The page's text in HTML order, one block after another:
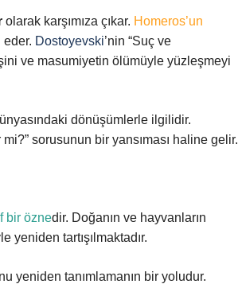
olarak karşımıza çıkar. Homeros’un
eder. Dostoyevski’nin “Suç ve
ve masumiyetin ölümüyle yüzleşmeyi
dönüşümlerle ilgilidir.
sorusunun bir yansıması haline gelir.
bir öznedir. Doğanın ve hayvanların
yeniden tartışılmaktadır.
yeniden tanımlamanın bir yoludur.